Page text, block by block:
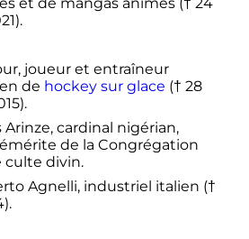
).
joueur et entraîneur
de hockey sur glace († 28
).
Arinze, cardinal nigérian,
de la Congrégation
culte divin.
Agnelli, industriel italien (†
).